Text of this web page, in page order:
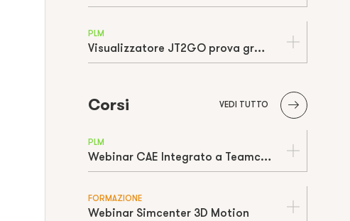
PLM
Visualizzatore JT2GO prova gratuita | Free trial
Corsi VEDI TUTTO
PLM
Webinar CAE Integrato a Teamcenter
FORMAZIONE
Webinar Simcenter 3D Motion